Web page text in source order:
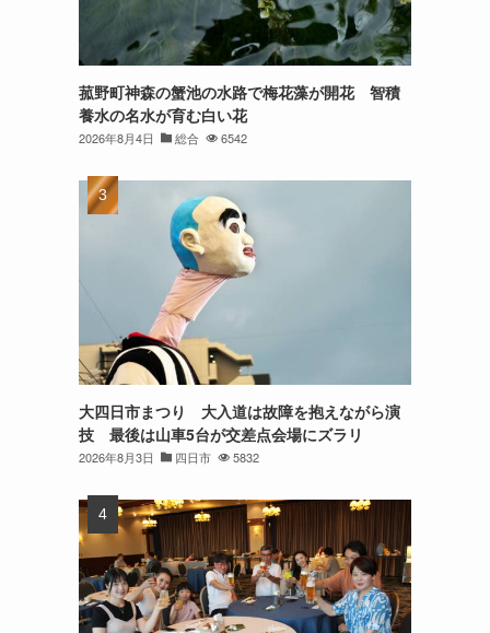
菰野町神森の蟹池の水路で梅花藻が開花 智積
養水の名水が育む白い花
2026年8月4日 総合 6542
大四日市まつり 大入道は故障を抱えながら演
技 最後は山車5台が交差点会場にズラリ
2026年8月3日 四日市 5832